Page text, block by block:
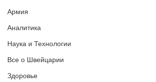
Армия
Аналитика
Наука и Технологии
Все о Швейцарии
Здоровье